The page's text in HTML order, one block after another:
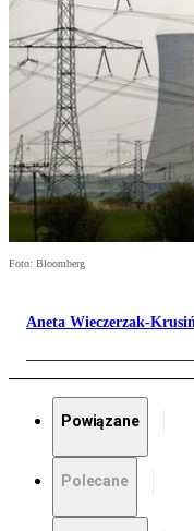
Foto: Bloomberg
Aneta Wieczerzak-
Powiązane
Polecane